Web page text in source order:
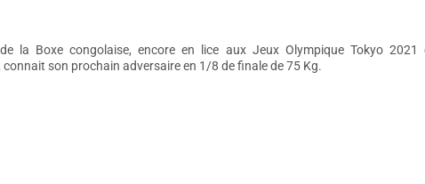
la Boxe congolaise, encore en lice aux Jeux Olympique Tokyo 2021
son prochain adversaire en 1/8 de finale de 75 Kg.